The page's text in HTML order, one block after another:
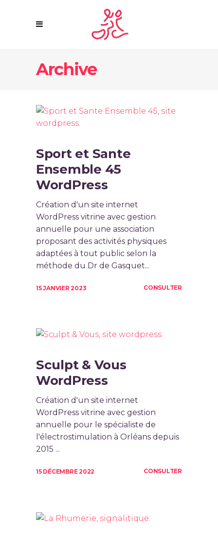
Archive
Sport et Sante
Ensemble 45
WordPress
Création d'un site internet
WordPress vitrine avec gestion
annuelle pour une association
proposant des activités physiques
adaptées à tout public selon la
méthode du Dr de Gasquet...
15 JANVIER 2023 CONSULTER
Sculpt & Vous
WordPress
Création d'un site internet
WordPress vitrine avec gestion
annuelle pour le spécialiste de
l'électrostimulation à Orléans depuis
2015 ...
15 DÉCEMBRE 2022 CONSULTER